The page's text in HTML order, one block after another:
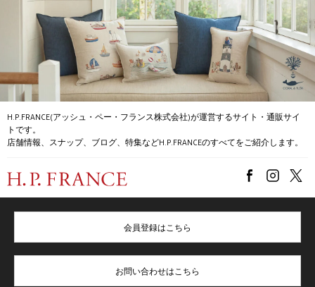
H.P.FRANCE(アッシュ・ペー・フランス株式会社)が運営するサイト・通販サイ
トです。
店舗情報、スナップ、ブログ、特集などH.P.FRANCEのすべてをご紹介します。
会員登録はこちら
お問い合わせはこちら